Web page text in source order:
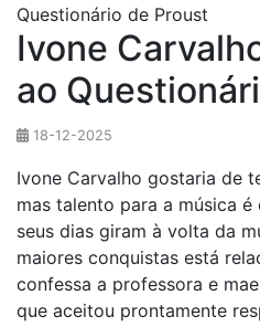
Questionário de Proust
Ivone
ao
18-12-2025
Ivone Carvalho gostaria de
mas talento para a música
seus dias giram à volta da
maiores conquistas está
confessa a professora e
que aceitou prontamente